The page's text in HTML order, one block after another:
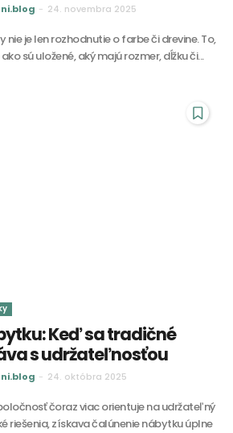
- 24. novembra 2025
nie je len rozhodnutie o farbe či drevine. To,
sú uložené, aký majú rozmer, dĺžku či...
Keď sa tradičné
s udržateľnosťou
- 24. októbra 2025
čoraz viac orientuje na udržateľný
riešenia, získava čalúnenie nábytku úplne